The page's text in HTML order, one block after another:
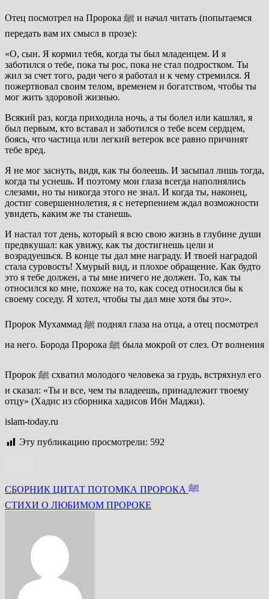
Отец посмотрел на Пророка ﷺ и начал читать (попытаемся
передать вам их смысл в прозе):
«О, сын. Я кормил тебя, когда ты был младенцем. И я
заботился о тебе, пока ты рос, пока не стал подростком. Ты
жил за счет того, ради чего я работал и к чему стремился. Я
пожертвовал своим телом, временем и богатством, чтобы ты
мог жить здоровой жизнью.
Всякий раз, когда приходила ночь, а ты болел или кашлял, я
был первым, кто вставал и заботился о тебе всем сердцем,
боясь, что частица или легкий ветерок все равно причинят
тебе вред.
Я не мог заснуть, видя, как ты болеешь. И засыпал лишь тогда,
когда ты уснешь. И поэтому мои глаза всегда наполнялись
слезами, но ты никогда этого не знал. И когда ты, наконец,
достиг совершеннолетия, я с нетерпением ждал возможности
увидеть, каким же ты станешь.
И настал тот день, который я всю свою жизнь в глубине души
предвкушал: как увижу, как ты достигнешь цели и
возрадуешься. В конце ты дал мне награду. И твоей наградой
стала суровость! Хмурый вид, и плохое обращение. Как будто
это я тебе должен, а ты мне ничего не должен. То, как ты
относился ко мне, похоже на то, как сосед относился бы к
своему соседу. Я хотел, чтобы ты дал мне хотя бы это».
Пророк Мухаммад ﷺ поднял глаза на отца, а отец посмотрел
на него. Борода Пророка ﷺ была мокрой от слез. От волнения
Пророк ﷺ схватил молодого человека за грудь, встряхнул его
и сказал: «Ты и все, чем ты владеешь, принадлежит твоему
отцу» (Хадис из сборника хадисов Ибн Маджи).
islam-today.ru
Эту публикацию просмотрели: 592
Навигация
по
СБОРНИК ЦИТАТ ПОТОМКА ПРОРОКА ﷺ
СТИХИ О ЛЮБИМОМ ПРОРОКЕ